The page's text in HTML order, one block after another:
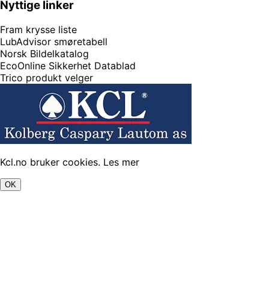
Nyttige linker
Fram krysse liste
LubAdvisor smøretabell
Norsk Bildelkatalog
EcoOnline Sikkerhet Datablad
Trico produkt velger
Kcl.no bruker cookies. Les mer
OK